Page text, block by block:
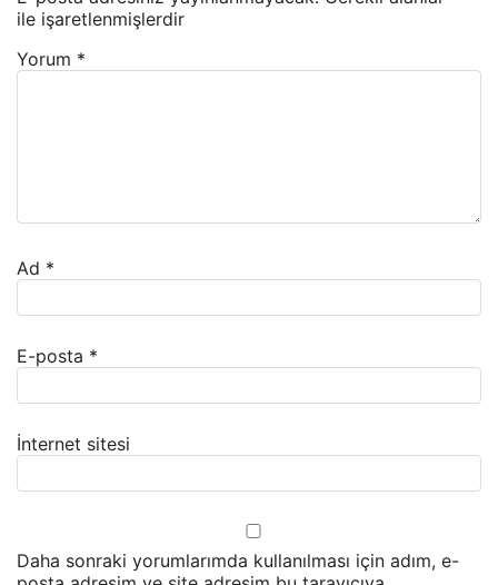
ile işaretlenmişlerdir
Yorum *
Ad *
E-posta *
İnternet sitesi
Daha sonraki yorumlarımda kullanılması için adım, e-